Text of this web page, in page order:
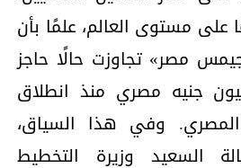
على مستوى العالم، علمًا بأن
مصر» تجاوزت حالًا حاجز
جنيه مصري منذ انطلاق
وفي ھذا السیاق،
السعید وزیرة التخطیط